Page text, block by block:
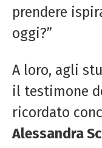
prendere
oggi?”
A loro, agli
il testimone
ricordato
Alessandra